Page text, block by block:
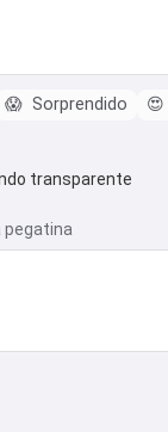
😱 Sorprendido 😍
transparente
pegatina